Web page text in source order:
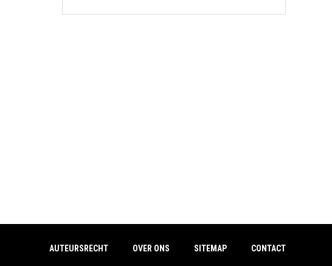
AUTEURSRECHT OVER ONS SITEMAP CONTACT